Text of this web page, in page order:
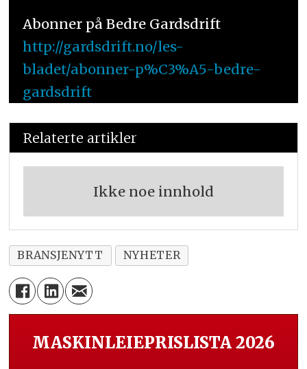
Abonner på Bedre Gardsdrift
http://gardsdrift.no/les-
bladet/abonner-p%C3%A5-bedre-
gardsdrift
Relaterte artikler
Ikke noe innhold
BRANSJENYTT NYHETER
MASKINLEIEPRISLISTA 2026